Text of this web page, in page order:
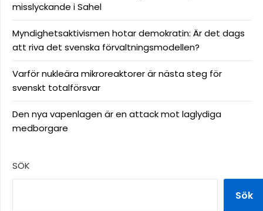
misslyckande i Sahel
Myndighetsaktivismen hotar demokratin: Är det dags
att riva det svenska förvaltningsmodellen?
Varför nukleära mikroreaktorer är nästa steg för
svenskt totalförsvar
Den nya vapenlagen är en attack mot laglydiga
medborgare
SÖK
Sök